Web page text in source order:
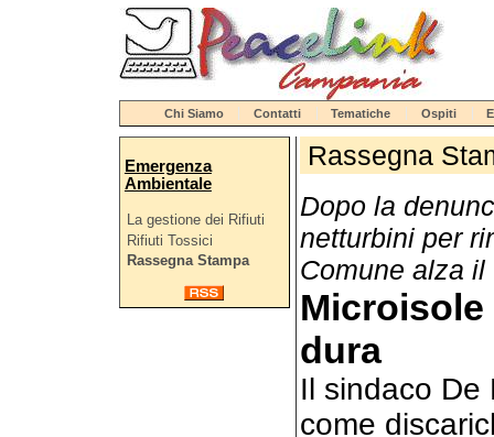
Chi Siamo Contatti Tematiche Ospiti
Emergenza
Ambientale
La gestione dei Rifiuti
Rifiuti Tossici
Rassegna Stampa
Rassegna
Dopo la
netturbini per
Comune alza il
dura
Il sindaco De
come